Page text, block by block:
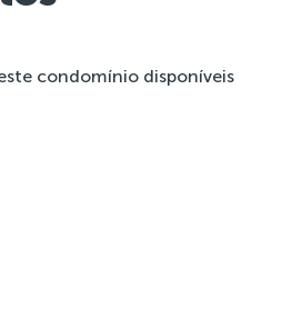
condomínio disponíveis